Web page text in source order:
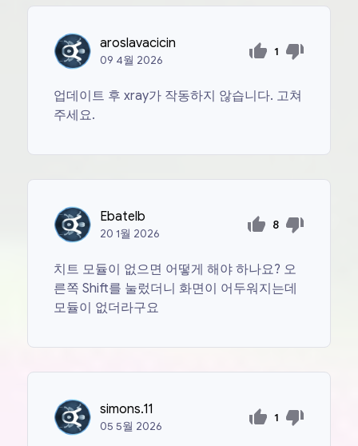
aroslavacicin
09 4월 2026
1
업데이트 후 xray가 작동하지 않습니다. 고쳐
주세요.
Ebatelb
201월 2026
8
치트 모듈이 없으면 어떻게 해야 하나요? 오
른쪽 Shift를 눌렀더니 화면이 ​​어두워지는데
모듈이 없더라구요
simons.11
055월 2026
1